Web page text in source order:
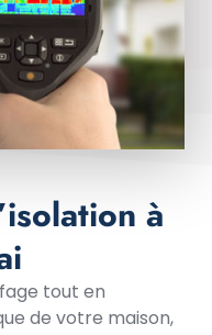
à
tout en
de votre maison,